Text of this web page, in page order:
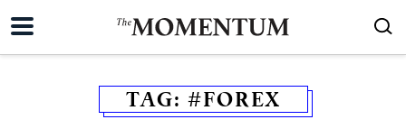
TAG: #FOREX